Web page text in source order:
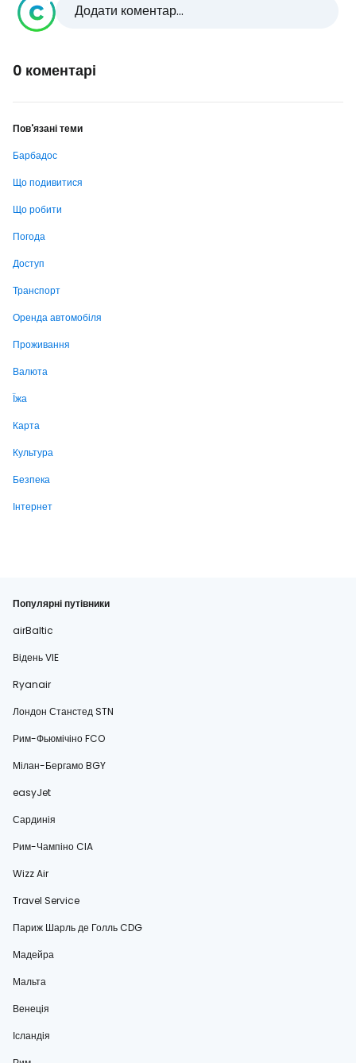
Додати коментар...
0 коментарі
Пов'язані теми
Барбадос
Що подивитися
Що робити
Погода
Доступ
Транспорт
Оренда автомобіля
Проживання
Валюта
Їжа
Карта
Культура
Безпека
Інтернет
Популярні путівники
airBaltic
Відень VIE
Ryanair
Лондон Станстед STN
Рим-Фьюмічіно FCO
Мілан-Бергамо BGY
easyJet
Сардинія
Рим-Чампіно CIA
Wizz Air
Travel Service
Париж Шарль де Голль CDG
Мадейра
Мальта
Венеція
Ісландія